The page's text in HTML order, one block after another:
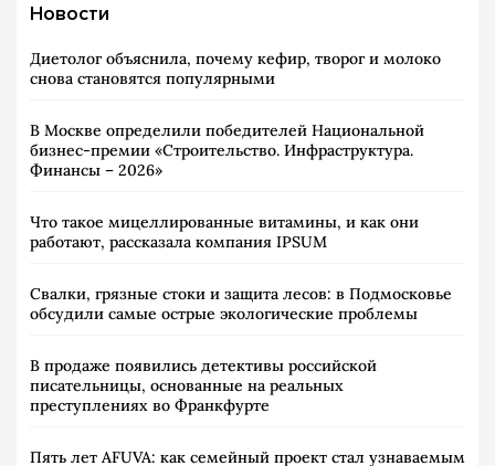
Новости
Диетолог объяснила, почему кефир, творог и молоко
снова становятся популярными
В Москве определили победителей Национальной
бизнес-премии «Строительство. Инфраструктура.
Финансы – 2026»
Что такое мицеллированные витамины, и как они
работают, рассказала компания IPSUM
Свалки, грязные стоки и защита лесов: в Подмосковье
обсудили самые острые экологические проблемы
В продаже появились детективы российской
писательницы, основанные на реальных
преступлениях во Франкфурте
Пять лет AFUVA: как семейный проект стал узнаваемым